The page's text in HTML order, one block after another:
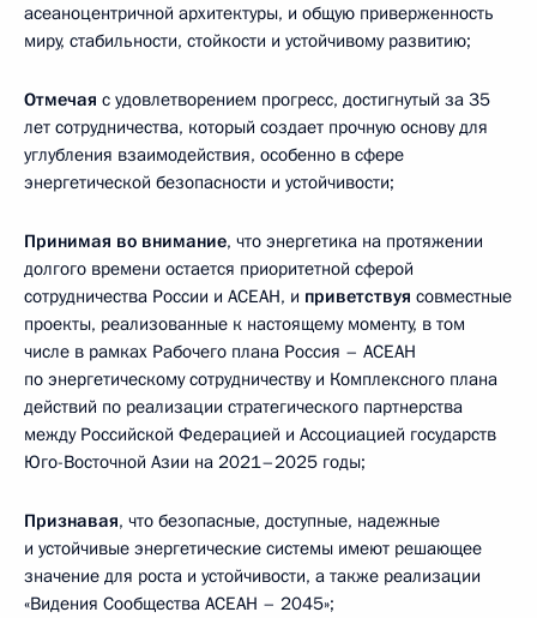
асеаноцентричной архитектуры, и общую приверженность
миру, стабильности, стойкости и устойчивому развитию;
Отмечая с удовлетворением прогресс, достигнутый за 35
лет сотрудничества, который создает прочную основу для
углубления взаимодействия, особенно в сфере
энергетической безопасности и устойчивости;
Принимая во внимание, что энергетика на протяжении
долгого времени остается приоритетной сферой
сотрудничества России и АСЕАН, и приветствуя совместные
проекты, реализованные к настоящему моменту, в том
числе в рамках Рабочего плана Россия – АСЕАН
по энергетическому сотрудничеству и Комплексного плана
действий по реализации стратегического партнерства
между Российской Федерацией и Ассоциацией государств
Юго-Восточной Азии на 2021–2025 годы;
Признавая, что безопасные, доступные, надежные
и устойчивые энергетические системы имеют решающее
значение для роста и устойчивости, а также реализации
«Видения Сообщества АСЕАН – 2045»;